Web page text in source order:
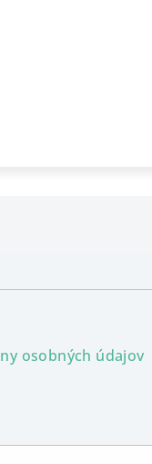
osobných údajov